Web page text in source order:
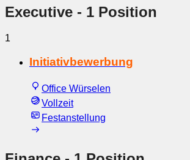
Executive - 1 Position
1
Initiativbewerbung
Office Würselen
Vollzeit
Festanstellung